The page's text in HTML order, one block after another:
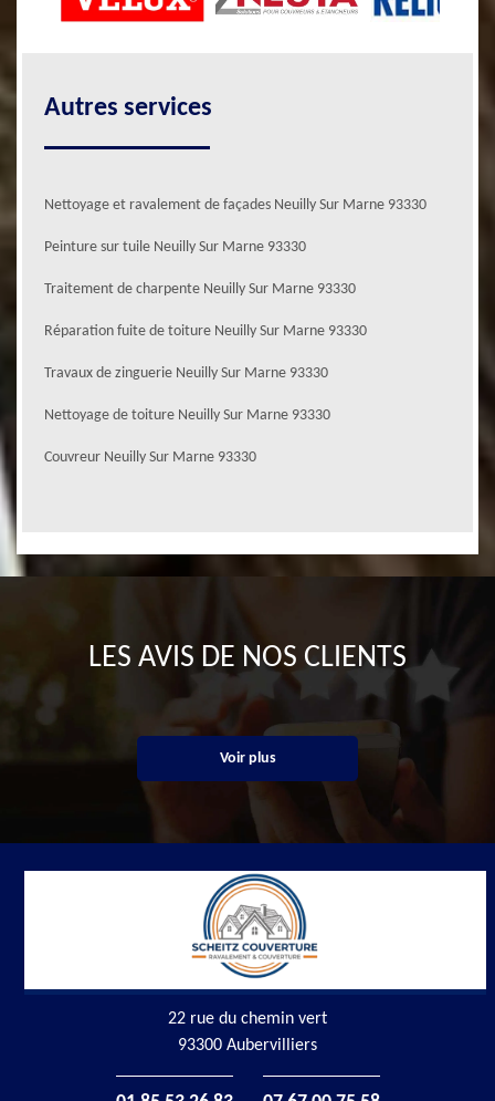
Autres services
Nettoyage et ravalement de façades Neuilly Sur Marne 93330
Peinture sur tuile Neuilly Sur Marne 93330
Traitement de charpente Neuilly Sur Marne 93330
Réparation fuite de toiture Neuilly Sur Marne 93330
Travaux de zinguerie Neuilly Sur Marne 93330
Nettoyage de toiture Neuilly Sur Marne 93330
Couvreur Neuilly Sur Marne 93330
LES AVIS DE NOS CLIENTS
Voir plus
22 rue du chemin vert
93300 Aubervilliers